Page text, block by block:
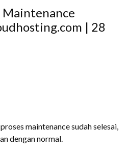
Maintenance
| 28
maintenance sudah selesai,
dengan normal.